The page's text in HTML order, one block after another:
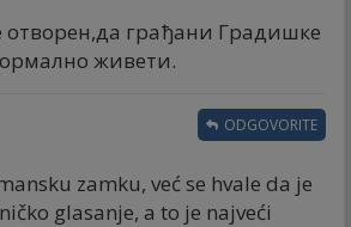
отворен,да грађани Градишке
живети.
zamku, već se hvale da je
glasanje, a to je najveći
ODGOVORITE